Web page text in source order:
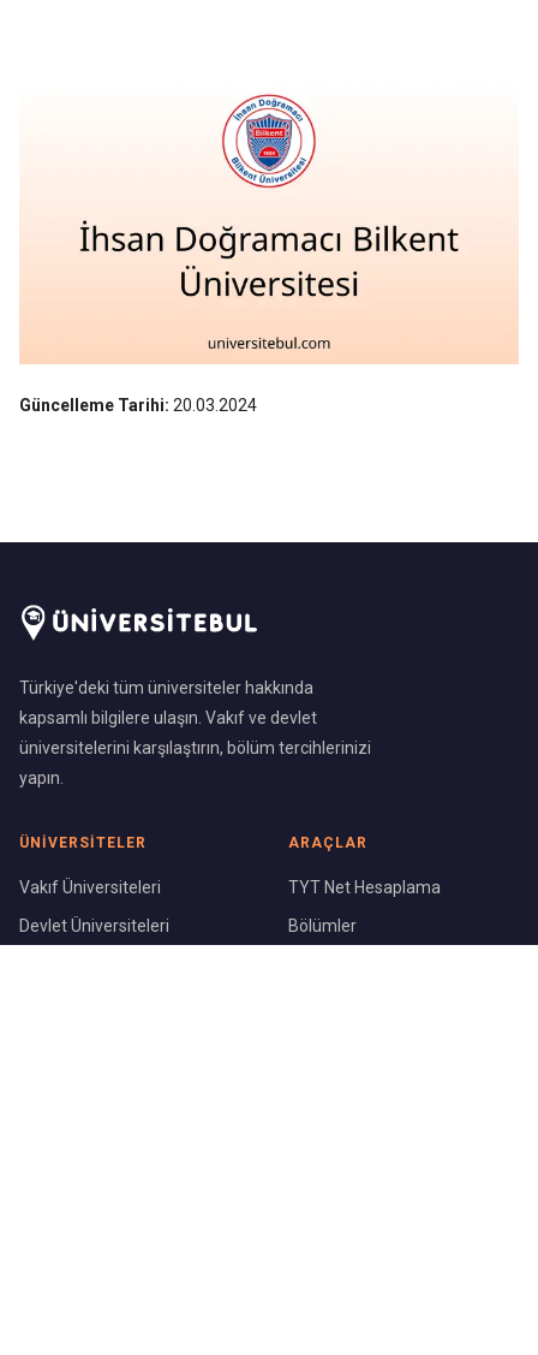
Güncelleme Tarihi: 20.03.2024
Türkiye'deki tüm üniversiteler hakkında
kapsamlı bilgilere ulaşın. Vakıf ve devlet
üniversitelerini karşılaştırın, bölüm tercihlerinizi
yapın.
ÜNIVERSITELER
Vakıf Üniversiteleri
Devlet Üniversiteleri
ARAÇLAR
TYT Net Hesaplama
Bölümler